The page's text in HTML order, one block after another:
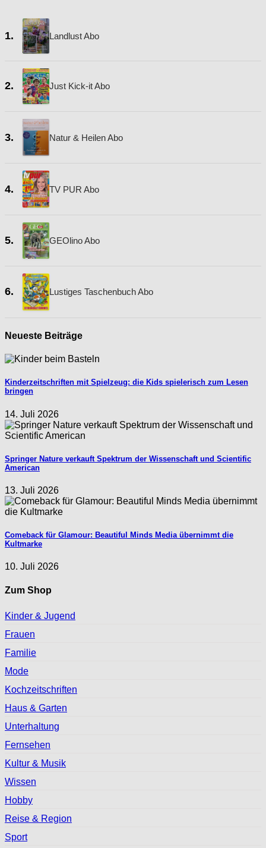
1. Landlust Abo
2. Just Kick-it Abo
3. Natur & Heilen Abo
4. TV PUR Abo
5. GEOlino Abo
6. Lustiges Taschenbuch Abo
Neueste Beiträge
Kinderzeitschriften mit Spielzeug: die Kids spielerisch zum Lesen
bringen
14. Juli 2026
Springer Nature verkauft Spektrum der Wissenschaft und Scientific
American
13. Juli 2026
Comeback für Glamour: Beautiful Minds Media übernimmt die
Kultmarke
10. Juli 2026
Zum Shop
Kinder & Jugend
Frauen
Familie
Mode
Kochzeitschriften
Haus & Garten
Unterhaltung
Fernsehen
Kultur & Musik
Wissen
Hobby
Reise & Region
Sport